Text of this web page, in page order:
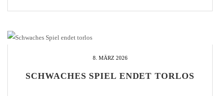
8. MÄRZ 2026
SCHWACHES SPIEL ENDET TORLOS